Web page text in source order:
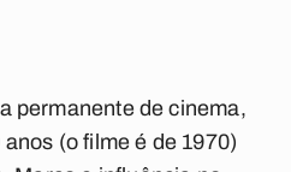
permanente de cinema,
(o filme é de 1970)